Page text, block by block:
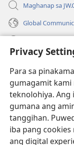
Privacy
Para sa
gumagamit kami
teknolohiya. Ang
gumana ang
tanggihan.
iba pang
ang digital
Maghanap sa
Global
(may
na
bagong
window)
Watchtower
(may
bubukas
na
bagong
window)
JW Hub ®
(may
bubukas
JW Library ®